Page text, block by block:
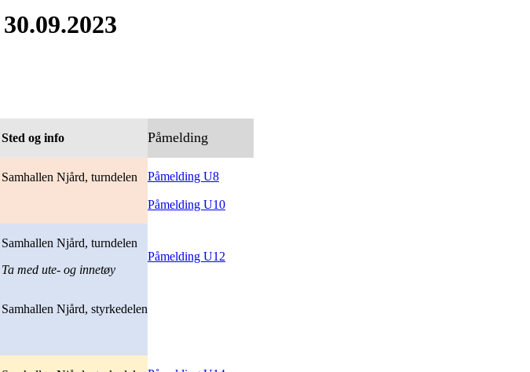
Sted og info Påmelding
Samhallen Njård, turndelen Påmelding U8
Påmelding U10
Samhallen Njård, turndelen
Ta med ute- og innetøy
Påmelding U12
Samhallen Njård, styrkedelen